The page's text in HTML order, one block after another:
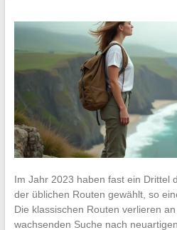
Im Jahr 2023 haben fast ein Drittel
der üblichen Routen gewählt, so
Die klassischen Routen verlieren
wachsenden Suche nach